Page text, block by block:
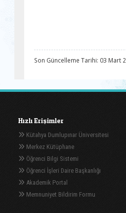
Son Güncelleme Tarihi: 03 Mart
Hızlı Erişimler
Kütahya Dumlupınar Üniversitesi
Merkez Kütüphane
Öğrenci Bilgi Sistemi
Öğrenci İşleri Daire Başkanlığı
Akademik Portal
Memnuniyet Bildirim Formu